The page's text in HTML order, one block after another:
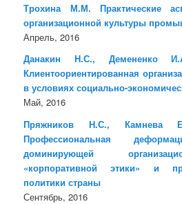
Трохина М.М. Практические
организационной культуры
Апрель, 2016
Данакин Н.С., Демененко
Клиентоориентированная
в условиях социально-
Май, 2016
Пряжников Н.С., Камнева
Профессиональная
доминирующей
«корпоративной этики» и
политики страны
Сентябрь, 2016